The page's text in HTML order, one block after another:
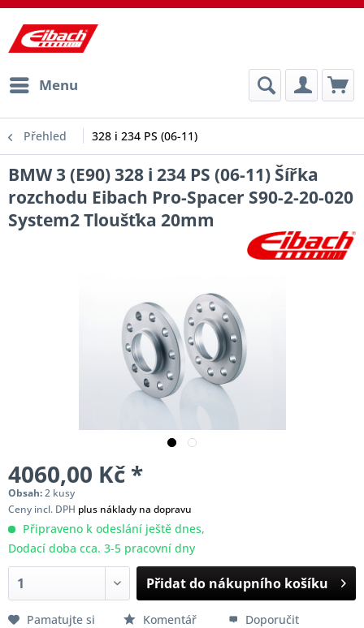
Menu
Přehled 328 i 234 PS (06-11)
BMW 3 (E90) 328 i 234 PS (06-11) Šířka
rozchodu Eibach Pro-Spacer S90-2-20-020
System2 Tloušťka 20mm
4060,00 Kč *
Obsah:2 kusy
Ceny incl. DPH plus náklady na dopravu
Připraveno k odeslání ještě dnes,
Dodací doba cca. 3-5 pracovní dny
Přidat do nákupního košíku
Pamatujte si Komentář Doporučit